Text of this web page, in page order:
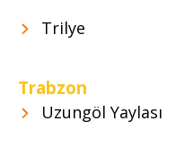
Trilye
Trabzon
Uzungöl Yaylası